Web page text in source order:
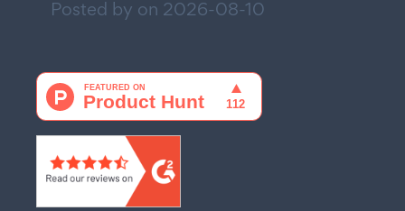
Posted by on 2026-08-10